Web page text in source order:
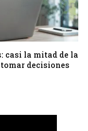
casi la mitad de la
decisiones